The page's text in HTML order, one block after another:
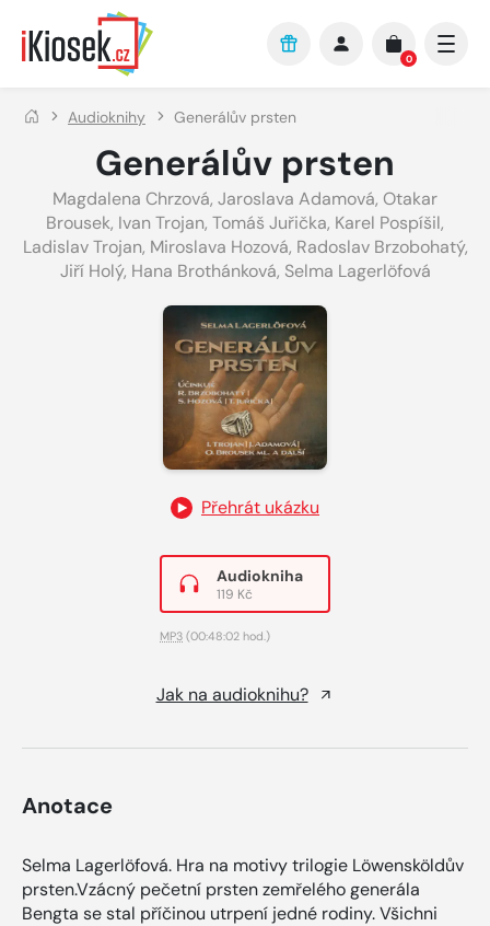
Přejít na hlavní obsah
0
Audioknihy Generálův prsten
Generálův prsten
Magdalena Chrzová, Jaroslava Adamová, Otakar
Brousek, Ivan Trojan, Tomáš Juřička, Karel Pospíšil,
Ladislav Trojan, Miroslava Hozová, Radoslav Brzobohatý,
Jiří Holý, Hana Brothánková, Selma Lagerlöfová
Přehrát ukázku
Audiokniha
119 Kč
MP3 (00:48:02 hod.)
Jak na audioknihu?
Anotace
Selma Lagerlöfová. Hra na motivy trilogie Löwensköldův
prsten.Vzácný pečetní prsten zemřelého generála
Bengta se stal příčinou utrpení jedné rodiny. Všichni